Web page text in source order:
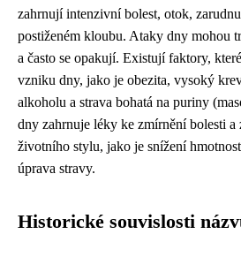
zahrnují intenzivní bolest, otok,
postiženém kloubu. Ataky dny mohou
a často se opakují. Existují faktory,
vzniku dny, jako je obezita, vysoký
alkoholu a strava bohatá na puriny
dny zahrnuje léky ke zmírnění bolesti a
životního stylu, jako je snížení
úprava stravy.
Historické souvislosti